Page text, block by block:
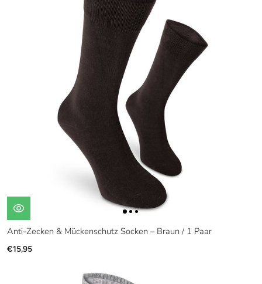
Anti-Zecken & Mückenschutz Socken – Braun / 1 Paar
€15,95